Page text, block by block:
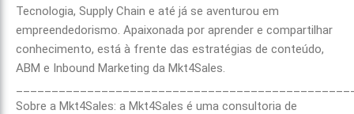
Tecnologia, Supply Chain e até já se aventurou em
empreendedorismo. Apaixonada por aprender e compartilhar
conhecimento, está à frente das estratégias de conteúdo,
ABM e Inbound Marketing da Mkt4Sales.
Sobre a Mkt4Sales: a Mkt4Sales é uma consultoria de